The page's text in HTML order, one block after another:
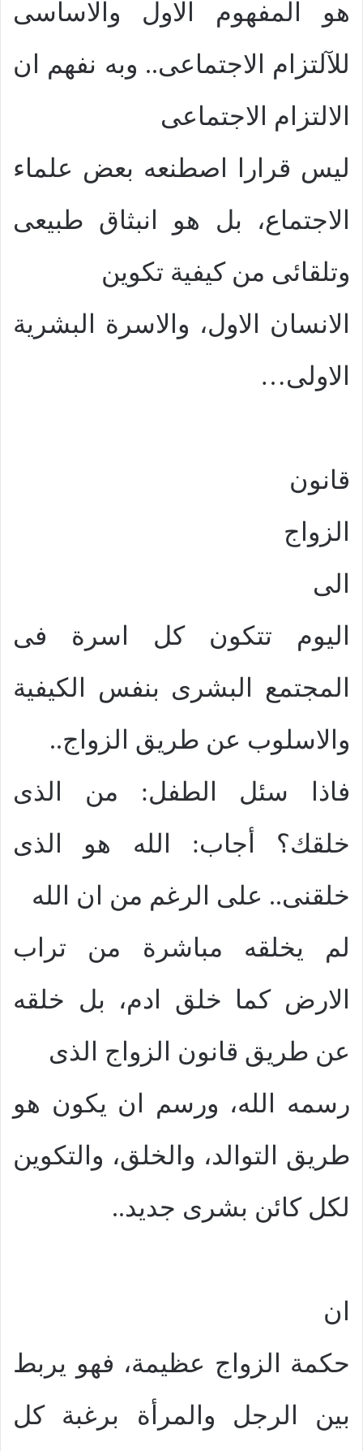
هو المفهوم الاول والاساسى
للآلتزام الاجتماعى.. وبه نفهم ان
الالتزام الاجتماعى
ليس قرارا اصطنعه بعض علماء
الاجتماع، بل هو انبثاق طبيعى
وتلقائى من كيفية تكوين
الانسان الاول، والاسرة البشرية
الاولى…
قانون
الزواج
الى
اليوم تتكون كل اسرة فى
المجتمع البشرى بنفس الكيفية
والاسلوب عن طريق الزواج..
فاذا سئل الطفل: من الذى
خلقك؟ أجاب: الله هو الذى
خلقنى.. على الرغم من ان الله
لم يخلقه مباشرة من تراب
الارض كما خلق ادم، بل خلقه
عن طريق قانون الزواج الذى
رسمه الله، ورسم ان يكون هو
طريق التوالد، والخلق، والتكوين
لكل كائن بشرى جديد..
ان
حكمة الزواج عظيمة، فهو يربط
بين الرجل والمرأة برغبة كل